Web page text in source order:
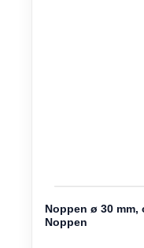
Noppen ø 30 mm,
Noppen